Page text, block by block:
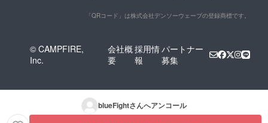
「QRコード」は株式会社デンソーウェーブの登録商標です。
© CAMPFIRE,
Inc.
会社概
要
採用情
報
パートナー
募集
blueFightさんへアンコール